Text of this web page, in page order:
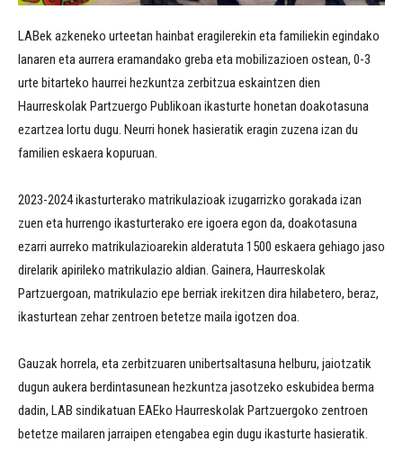
LABek azkeneko urteetan hainbat eragilerekin eta familiekin egindako
lanaren eta aurrera eramandako greba eta mobilizazioen ostean, 0-3
urte bitarteko haurrei hezkuntza zerbitzua eskaintzen dien
Haurreskolak Partzuergo Publikoan ikasturte honetan doakotasuna
ezartzea lortu dugu. Neurri honek hasieratik eragin zuzena izan du
familien eskaera kopuruan.
2023-2024 ikasturterako matrikulazioak izugarrizko gorakada izan
zuen eta hurrengo ikasturterako ere igoera egon da, doakotasuna
ezarri aurreko matrikulazioarekin alderatuta 1500 eskaera gehiago jaso
direlarik apirileko matrikulazio aldian. Gainera, Haurreskolak
Partzuergoan, matrikulazio epe berriak irekitzen dira hilabetero, beraz,
ikasturtean zehar zentroen betetze maila igotzen doa.
Gauzak horrela, eta zerbitzuaren unibertsaltasuna helburu, jaiotzatik
dugun aukera berdintasunean hezkuntza jasotzeko eskubidea berma
dadin, LAB sindikatuan EAEko Haurreskolak Partzuergoko zentroen
betetze mailaren jarraipen etengabea egin dugu ikasturte hasieratik.